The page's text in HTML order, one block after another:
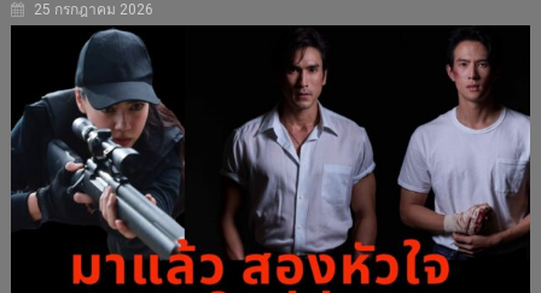
25 กรกฎาคม 2026